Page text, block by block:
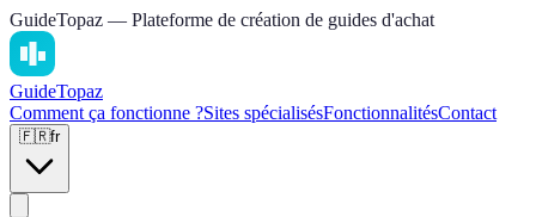
GuideTopaz — Plateforme de création de guides d'achat
GuideTopaz
Comment ça fonctionne ?Sites spécialisésFonctionnalitésContact
🇫🇷fr